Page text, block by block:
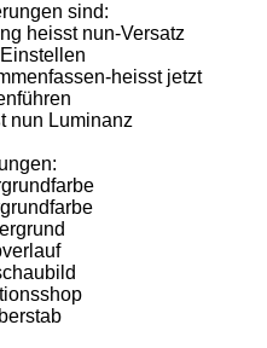
sind:
heisst nun-Versatz
heisst jetzt
nun Luminanz